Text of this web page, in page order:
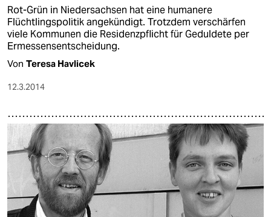
Rot-Grün in Niedersachsen hat eine humanere
Flüchtlingspolitik angekündigt. Trotzdem verschärfen
viele Kommunen die Residenzpflicht für Geduldete per
Ermessensentscheidung.
Von Teresa Havlicek
12.3.2014